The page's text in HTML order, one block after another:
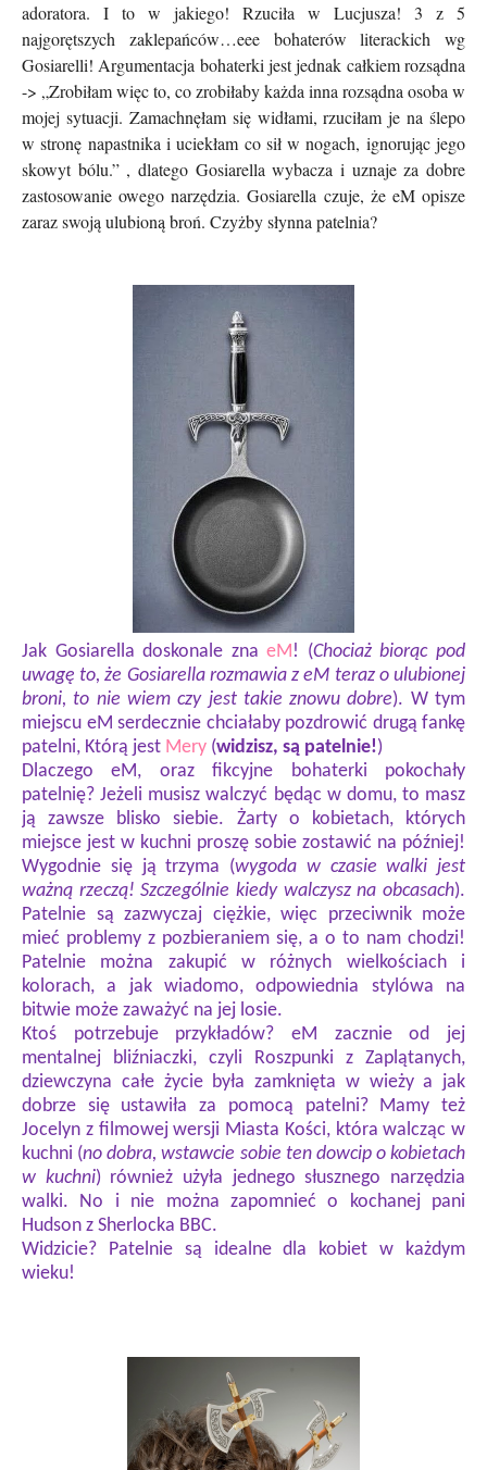
adoratora. I to w jakiego! Rzuciła w Lucjusza! 3 z 5
najgorętszych zaklepańców…eee bohaterów literackich wg
Gosiarelli! Argumentacja bohaterki jest jednak całkiem rozsądna
-> „Zrobiłam więc to, co zrobiłaby każda inna rozsądna osoba w
mojej sytuacji. Zamachnęłam się widłami, rzuciłam je na ślepo
w stronę napastnika i uciekłam co sił w nogach, ignorując jego
skowyt bólu.” , dlatego Gosiarella wybacza i uznaje za dobre
zastosowanie owego narzędzia. Gosiarella czuje, że eM opisze
zaraz swoją ulubioną broń. Czyżby słynna patelnia?
Jak Gosiarella doskonale znaeM! (Chociaż biorąc pod
uwagę to, że Gosiarella rozmawia z eM teraz o ulubionej
broni, to nie wiem czy jest takie znowu dobre). W tym
miejscu eM serdecznie chciałaby pozdrowić drugą fankę
patelni, Którą jest Mery (widzisz, są patelnie!)
Dlaczego eM, oraz fikcyjne bohaterki pokochały
patelnię? Jeżeli musisz walczyć będąc w domu, to masz
ją zawsze blisko siebie. Żarty o kobietach, których
miejsce jest w kuchni proszę sobie zostawić na później!
Wygodnie się ją trzyma (wygoda w czasie walki jest
ważną rzeczą! Szczególnie kiedy walczysz na obcasach).
Patelnie są zazwyczaj ciężkie, więc przeciwnik może
mieć problemy z pozbieraniem się, a o to nam chodzi!
Patelnie można zakupić w różnych wielkościach i
kolorach, a jak wiadomo, odpowiednia stylówa na
bitwie może zaważyć na jej losie.
Ktoś potrzebuje przykładów? eM zacznie od jej
mentalnej bliźniaczki, czyli Roszpunki z Zaplątanych,
dziewczyna całe życie była zamknięta w wieży a jak
dobrze się ustawiła za pomocą patelni? Mamy też
Jocelyn z filmowej wersji Miasta Kości, która walcząc w
kuchni (no dobra, wstawcie sobie ten dowcip o kobietach
w kuchni) również użyła jednego słusznego narzędzia
walki. No i nie można zapomnieć o kochanej pani
Hudson z Sherlocka BBC.
Widzicie? Patelnie są idealne dla kobiet w każdym
wieku!